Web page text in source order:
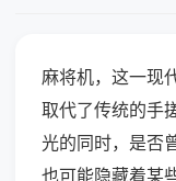
麻将机，这一现
取代了传统的手
光的同时，是否
也可能隐藏着某